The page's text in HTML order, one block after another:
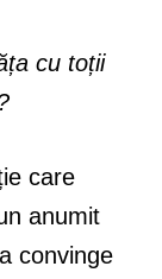
cu toții
care
anumit
convinge